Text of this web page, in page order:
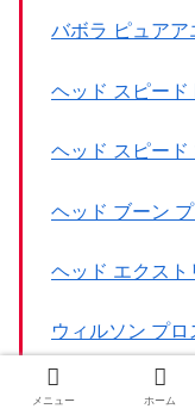
バボラ ピュア
ヘッド スピード
ヘッド スピード
ヘッド ブーン
ヘッド エクス
ウィルソン プ
ファントムグラ
メニュー ホーム